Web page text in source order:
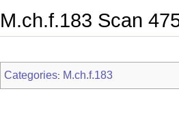
M.ch.f.183 Scan
Categories: M.ch.f.183